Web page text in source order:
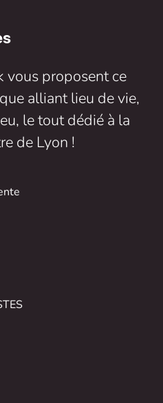
vous proposent ce
alliant lieu de vie,
le tout dédié à la
de Lyon !